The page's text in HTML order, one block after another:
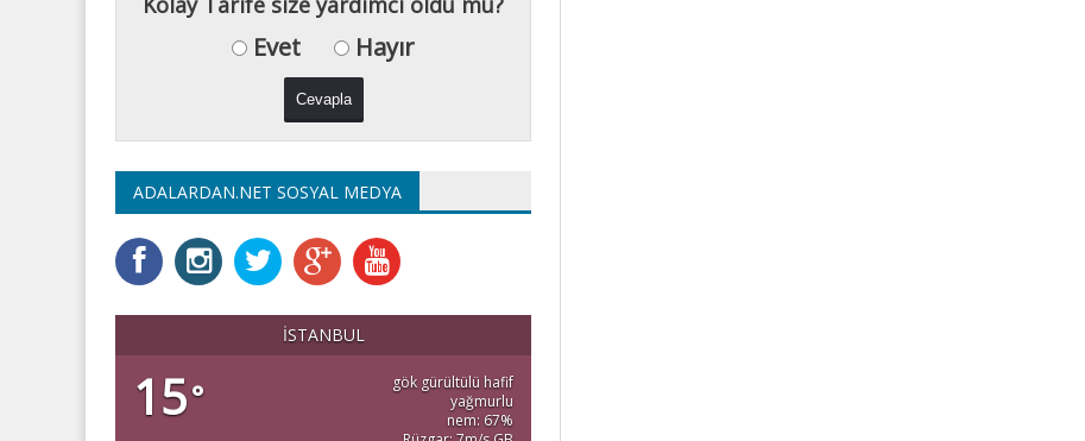
Evet Hayır
ADALARDAN.NET SOSYAL MEDYA
İSTANBUL
15°
gök gürültülü hafif
yağmurlu
nem: 67%